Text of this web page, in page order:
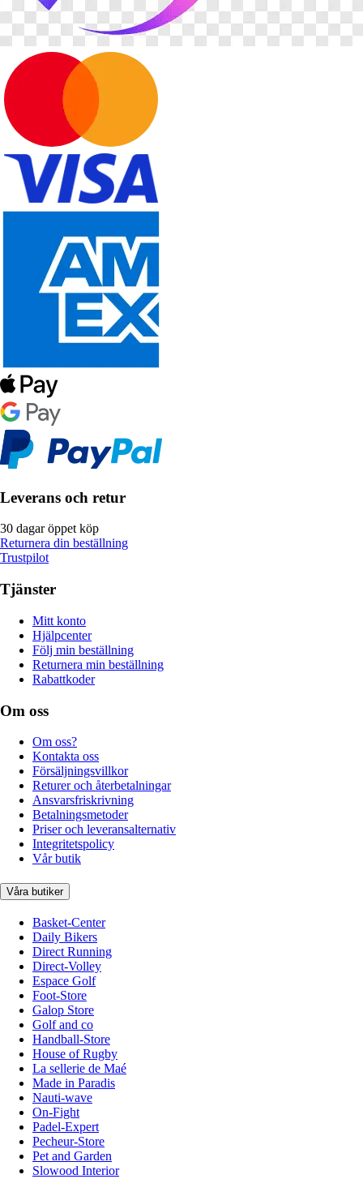
Leverans och retur
30 dagar öppet köp
Returnera din beställning
Trustpilot
Tjänster
Mitt konto
Hjälpcenter
Följ min beställning
Returnera min beställning
Rabattkoder
Om oss
Om oss?
Kontakta oss
Försäljningsvillkor
Returer och återbetalningar
Ansvarsfriskrivning
Betalningsmetoder
Priser och leveransalternativ
Integritetspolicy
Vår butik
Våra butiker
Basket-Center
Daily Bikers
Direct Running
Direct-Volley
Espace Golf
Foot-Store
Galop Store
Golf and co
Handball-Store
House of Rugby
La sellerie de Maé
Made in Paradis
Nauti-wave
On-Fight
Padel-Expert
Pecheur-Store
Pet and Garden
Slowood Interior